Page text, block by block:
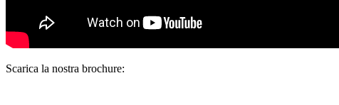
Scarica la nostra brochure: